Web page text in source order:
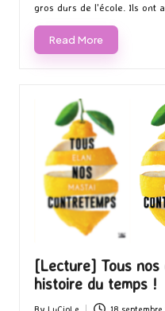
gros durs de l'école. Ils ont
Read More
[Lecture] Tous nos
histoire du temps !